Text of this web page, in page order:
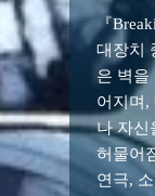
『
대장치
은 벽을
어지며,
나 자신
허물어
연극,